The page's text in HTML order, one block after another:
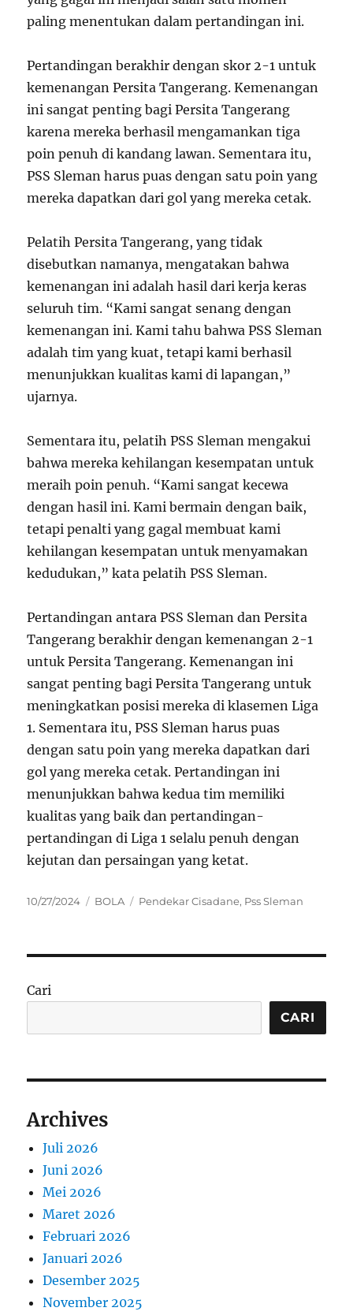
paling menentukan dalam pertandingan ini.
Pertandingan berakhir dengan skor 2-1 untuk
kemenangan Persita Tangerang. Kemenangan
ini sangat penting bagi Persita Tangerang
karena mereka berhasil mengamankan tiga
poin penuh di kandang lawan. Sementara itu,
PSS Sleman harus puas dengan satu poin yang
mereka dapatkan dari gol yang mereka cetak.
Pelatih Persita Tangerang, yang tidak
disebutkan namanya, mengatakan bahwa
kemenangan ini adalah hasil dari kerja keras
seluruh tim. “Kami sangat senang dengan
kemenangan ini. Kami tahu bahwa PSS Sleman
adalah tim yang kuat, tetapi kami berhasil
menunjukkan kualitas kami di lapangan,”
ujarnya.
Sementara itu, pelatih PSS Sleman mengakui
bahwa mereka kehilangan kesempatan untuk
meraih poin penuh. “Kami sangat kecewa
dengan hasil ini. Kami bermain dengan baik,
tetapi penalti yang gagal membuat kami
kehilangan kesempatan untuk menyamakan
kedudukan,” kata pelatih PSS Sleman.
Pertandingan antara PSS Sleman dan Persita
Tangerang berakhir dengan kemenangan 2-1
untuk Persita Tangerang. Kemenangan ini
sangat penting bagi Persita Tangerang untuk
meningkatkan posisi mereka di klasemen Liga
1. Sementara itu, PSS Sleman harus puas
dengan satu poin yang mereka dapatkan dari
gol yang mereka cetak. Pertandingan ini
menunjukkan bahwa kedua tim memiliki
kualitas yang baik dan pertandingan-
pertandingan di Liga 1 selalu penuh dengan
kejutan dan persaingan yang ketat.
Posted
10/27/2024 Categories
BOLA Tags
Pendekar Cisadane, Pss Sleman
Cari
CARI
Archives
Juli 2026
Juni 2026
Mei 2026
Maret 2026
Februari 2026
Januari 2026
Desember 2025
November 2025